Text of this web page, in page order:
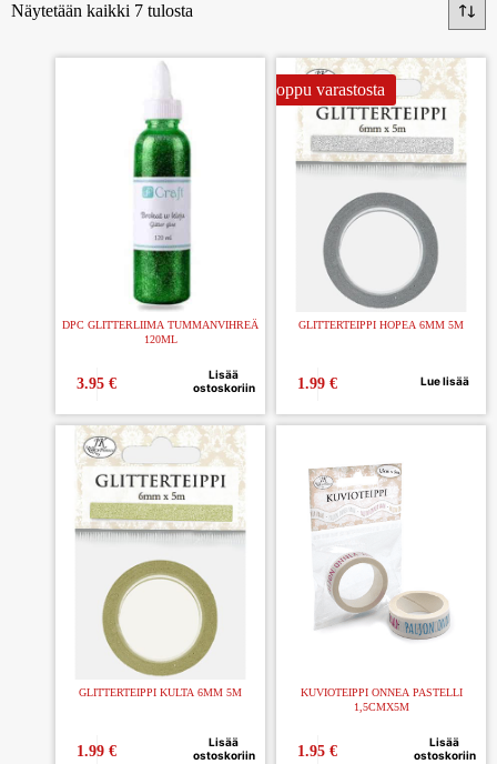
Näytetään kaikki 7 tulosta
DPC GLITTERLIIMA TUMMANVIHREÄ
120ML
3.95€
Lisää
ostoskoriin
Loppu varastosta
GLITTERTEIPPI HOPEA 6MM 5M
1.99€ Lue lisää
GLITTERTEIPPI KULTA 6MM 5M
1.99€
Lisää
ostoskoriin
KUVIOTEIPPI ONNEA PASTELLI
1,5CMX5M
1.95€
Lisää
ostoskoriin